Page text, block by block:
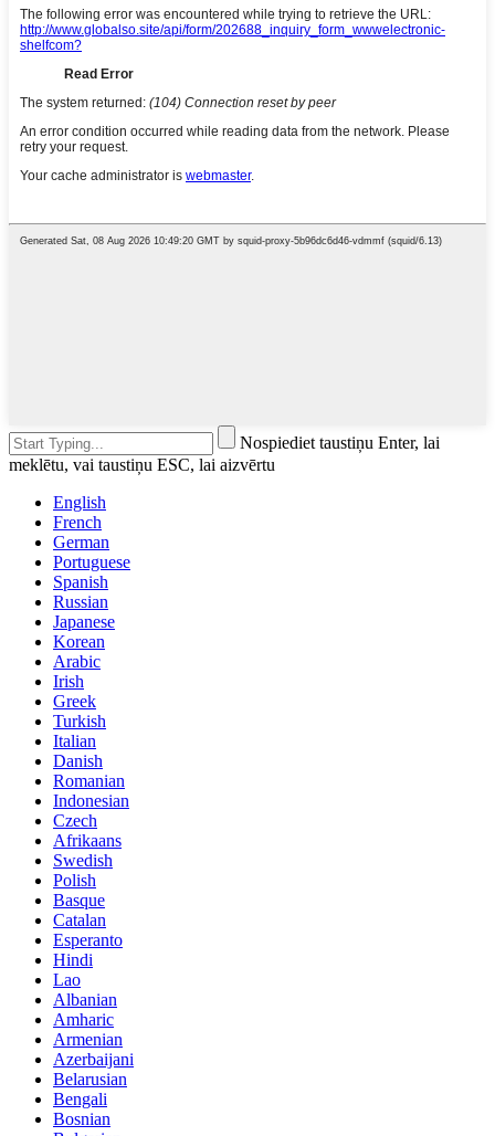
Nospiediet taustiņu Enter, lai
meklētu, vai taustiņu ESC, lai aizvērtu
English
French
German
Portuguese
Spanish
Russian
Japanese
Korean
Arabic
Irish
Greek
Turkish
Italian
Danish
Romanian
Indonesian
Czech
Afrikaans
Swedish
Polish
Basque
Catalan
Esperanto
Hindi
Lao
Albanian
Amharic
Armenian
Azerbaijani
Belarusian
Bengali
Bosnian